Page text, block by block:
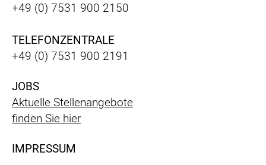
+49 (0) 7531 900 2150
TELEFONZENTRALE
+49 (0) 7531 900 2191
JOBS
Aktuelle Stellenangebote
finden Sie hier
IMPRESSUM